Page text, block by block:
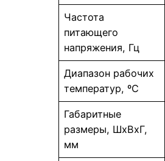
Частота
питающего
напряжения, Гц
Диапазон рабочих
температур, ºС
Габаритные
размеры, ШхВхГ,
мм